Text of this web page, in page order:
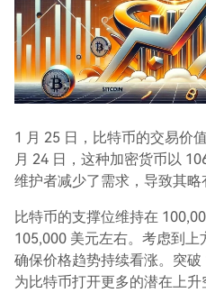
1 月 25 日，比特币的交易价
月 24 日，这种加密货币以
维护者减少了需求，导致其略
比特币的支撑位维持在
105,000 美元左右。考虑到
确保价格趋势持续看涨。突
为比特币打开更多的潜在上